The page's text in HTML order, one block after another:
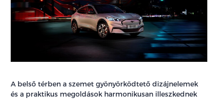
A belső térben a szemet gyönyörködtető dizájnelemek
és a praktikus megoldások harmonikusan illeszkednek